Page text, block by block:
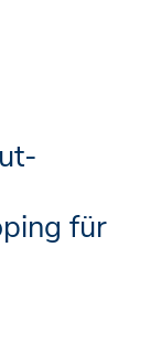
für